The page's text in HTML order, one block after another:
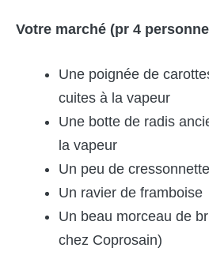
Votre marché (pr 4
Une poignée de
cuites à la vapeur
Une botte de radis
la vapeur
Un peu de cressonnette
Un ravier de framboise
Un beau morceau de
chez Coprosain)